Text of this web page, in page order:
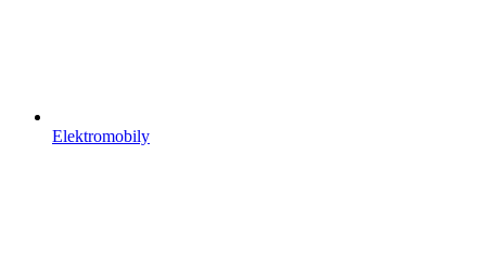
Elektromobily